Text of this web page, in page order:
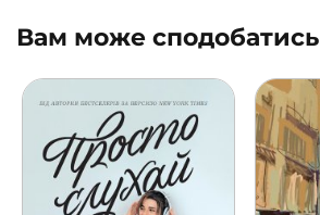
Вам може сподобатись